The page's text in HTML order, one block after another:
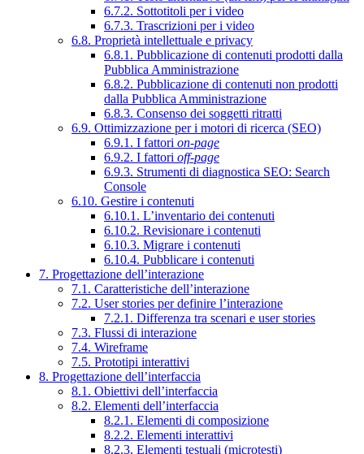
6.7.2. Sottotitoli per i video
6.7.3. Trascrizioni per i video
6.8. Proprietà intellettuale e privacy
6.8.1. Pubblicazione di contenuti prodotti dalla
Pubblica Amministrazione
6.8.2. Pubblicazione di contenuti non prodotti
dalla Pubblica Amministrazione
6.8.3. Consenso dei soggetti ritratti
6.9. Ottimizzazione per i motori di ricerca (SEO)
6.9.1. I fattori on-page
6.9.2. I fattori off-page
6.9.3. Strumenti di diagnostica SEO: Search
Console
6.10. Gestire i contenuti
6.10.1. L’inventario dei contenuti
6.10.2. Revisionare i contenuti
6.10.3. Migrare i contenuti
6.10.4. Pubblicare i contenuti
7. Progettazione dell’interazione
7.1. Caratteristiche dell’interazione
7.2. User stories per definire l’interazione
7.2.1. Differenza tra scenari e user stories
7.3. Flussi di interazione
7.4. Wireframe
7.5. Prototipi interattivi
8. Progettazione dell’interfaccia
8.1. Obiettivi dell’interfaccia
8.2. Elementi dell’interfaccia
8.2.1. Elementi di composizione
8.2.2. Elementi interattivi
8.2.3. Elementi testuali (microtesti)